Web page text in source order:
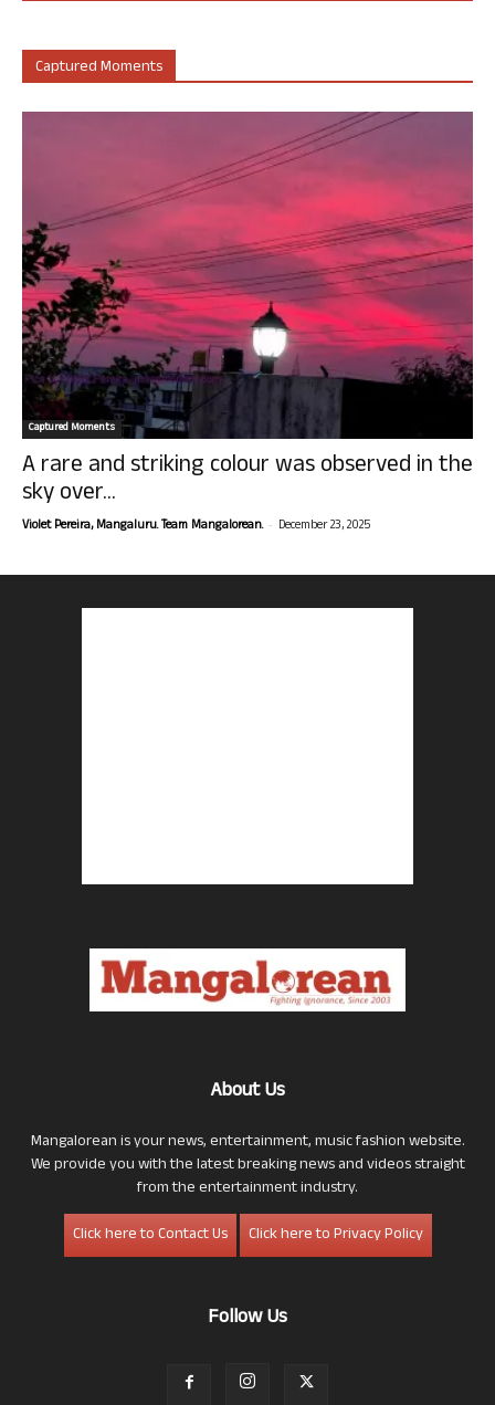
Captured Moments
Captured Moments
A rare and striking colour was observed in the
sky over...
Violet Pereira, Mangaluru. Team Mangalorean. - December 23, 2025
About Us
Mangalorean is your news, entertainment, music fashion website.
We provide you with the latest breaking news and videos straight
from the entertainment industry.
Click here to Contact Us
Click here to Privacy Policy
Follow Us